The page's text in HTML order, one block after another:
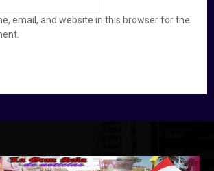
email, and website in this browser for the